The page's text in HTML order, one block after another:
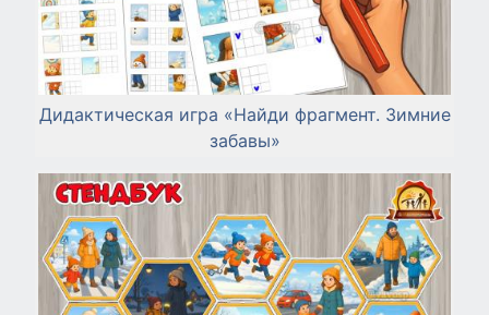
Дидактическая игра «Найди фрагмент. Зимние
забавы»